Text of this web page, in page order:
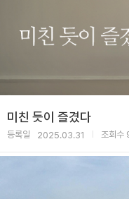
미친 듯이 즐겼다
등록일 2025.03.31 조회수